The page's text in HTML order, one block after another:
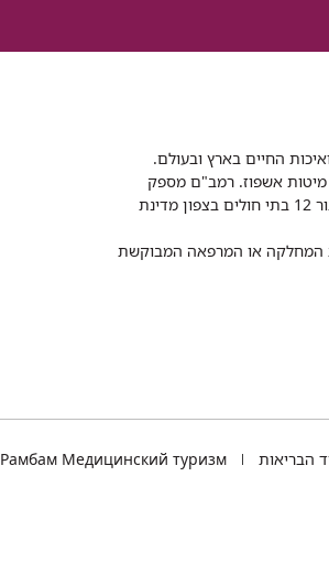
החיים בארץ ובעולם.
רמב"ם הוא בית חולים ממשלתי אקדמי, המסונף לפקולטה לרפואה של הטכניון ומונה כ- 1000 מיטות אשפוז. רמב"ם מספק
שירותי רפואה לכ-2,700,000 תושבים, צה"ל וכוחות הביטחון, ומשמש כבית חולים על אזורי עבור 12 בתי חולים בצפון מדינת
המחלקה או המרפאה המבוקשת
הבריאות Рамбам Медицинский туризм